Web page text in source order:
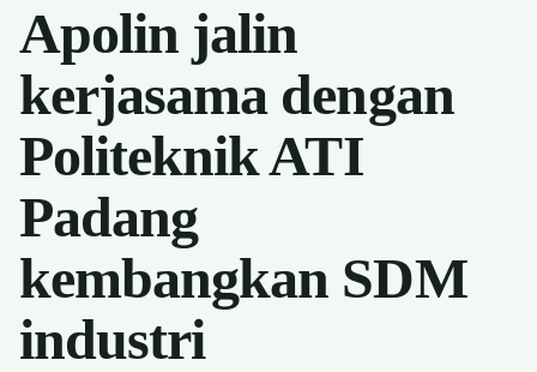
Apolin jalin
kerjasama dengan
Politeknik ATI
Padang
kembangkan SDM
industri